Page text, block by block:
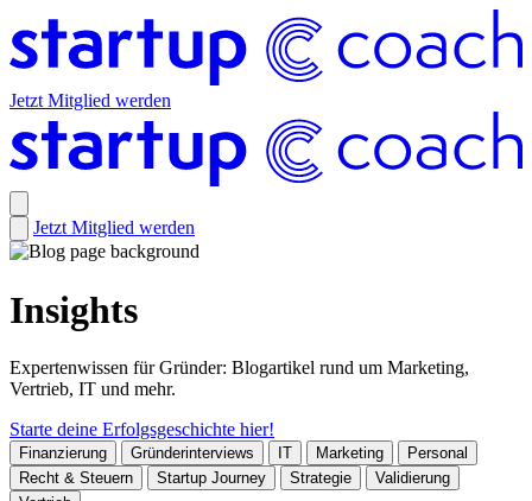
Jetzt Mitglied werden
Jetzt Mitglied werden
Insights
Expertenwissen für Gründer: Blogartikel rund um Marketing,
Vertrieb, IT und mehr.
Starte deine Erfolgsgeschichte hier!
Finanzierung Gründerinterviews IT Marketing
Personal
Recht & Steuern
Startup Journey Strategie
Validierung